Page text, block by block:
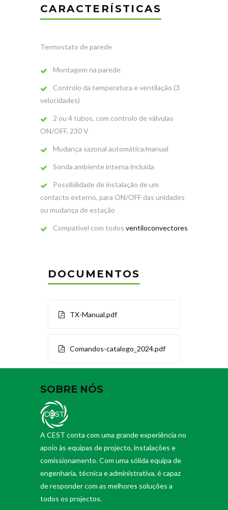
CARACTERÍSTICAS
Termostato de parede
Montagem na parede
Controlo da temperatura e ventilação (3
velocidades)
2 ou 4 tubos, com controlo de válvulas
ON/OFF, 230 V
Mudança sazonal automática/manual
Sonda ambiente interna incluída
Possibilidade de instalação de um
contacto externo, para ON/OFF das unidades
ou mudança de estação
Compatível com todos ventiloconvectores
DOCUMENTOS
TX-Manual.pdf
Comandos-catalogo_2024.pdf
SOBRE NÓS
A CEST conta com uma grande experiência no
apoio às equipas de projecto, instalações e
comissionamento. Com uma sólida equipa de
engenharia, técnica e administrativa, é capaz
de responder com as melhores soluções a
todos os projectos.